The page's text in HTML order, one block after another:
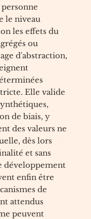
le niveau
les effets du
ou
d'abstraction,
Elle valide
de biais, y
des valeurs ne
dès lors
et sans
développement
enfin être
de
attendus
peuvent